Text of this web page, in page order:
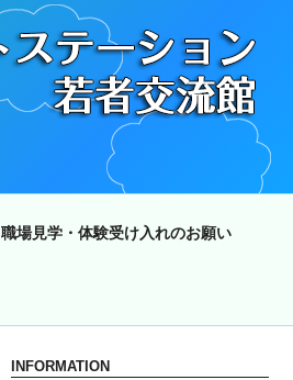
職場見学・体験受け入れのお願い
INFORMATION